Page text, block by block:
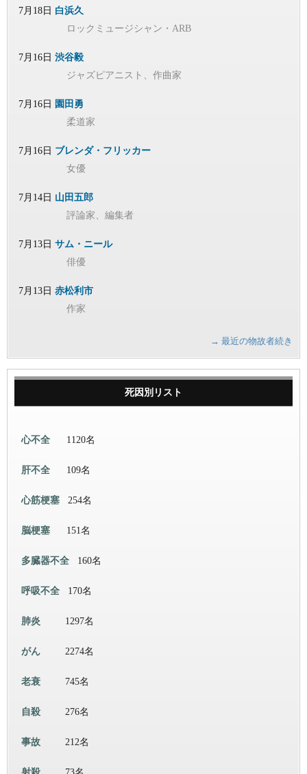
7月18日 白浜久
ロックミュージシャン・ARB
7月16日 渋谷毅
ジャズピアニスト、作曲家
7月16日 園田勇
柔道家
7月16日 ブレンダ・フリッカー
女優
7月14日 山田五郎
評論家、編集者
7月13日 サム・ニール
俳優
7月13日 赤松利市
作家
→ 最近の物故者続き
死因別リスト
心不全 1120名
肝不全 109名
心筋梗塞 254名
脳梗塞 151名
多臓器不全 160名
呼吸不全 170名
肺炎 1297名
がん 2274名
老衰 745名
自殺 276名
事故 212名
射殺 73名